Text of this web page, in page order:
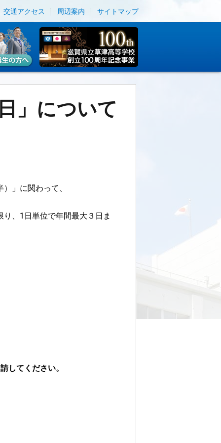
交通アクセス 周辺案内 サイトマップ
」について
」に関わって、
、1日単位で年間最大３日ま
してください。